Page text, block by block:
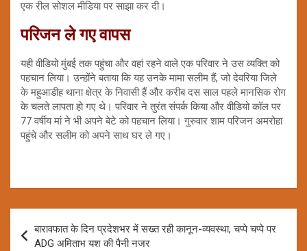
एक रील सोशल मीडिया पर साझा कर दी।
परिजन ले गए वापस
यही वीडियो मुंबई तक पहुंचा और वहां रहने वाले एक परिवार ने उस व्यक्ति को
पहचान लिया। उन्होंने बताया कि यह उनके मामा सलीम हैं, जो देवरिया जिले
के महुआडीह थाना क्षेत्र के निवासी हैं और करीब दस साल पहले मानसिक रोग
के चलते लापता हो गए थे। परिवार ने तुरंत संपर्क किया और वीडियो कॉल पर
77 वर्षीय मां ने भी अपने बेटे को पहचान लिया। गुरुवार शाम परिजन अमरोहा
पहुंचे और सलीम को अपने साथ घर ले गए।
navigation
बारावफात के दिन प्रदेशभर में सख्त रही कानून-व्यवस्था, चप्पे चप्पे पर
ADG अमिताभ यश की पैनी नजर